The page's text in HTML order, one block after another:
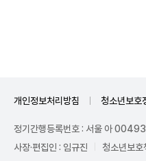
개인정보처리방침 청소년보호
정기간행등록번호 : 서울 아 00493
사장·편집인 : 임규진
청소년보호